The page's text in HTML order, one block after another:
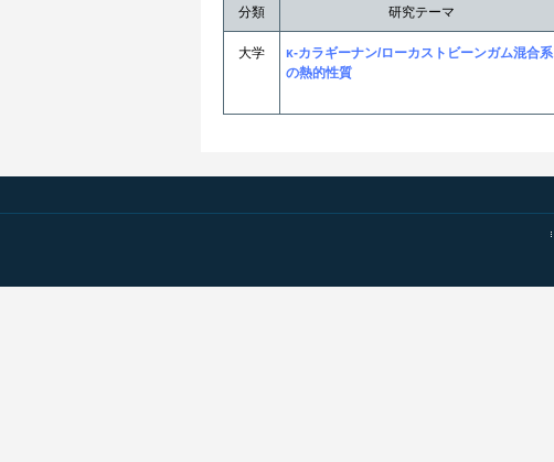
分類 研究テーマ
大学
κ-カラギーナン/ローカストビーンガム混合系
の熱的性質